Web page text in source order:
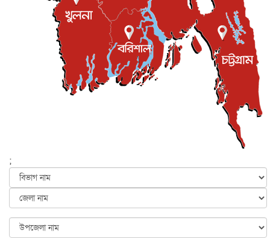
ইস্ট লন্ডন মসজিদের জুমার খুতবা : “কুরআন হোক জীবন দেখার
লেন্স...
ইসলাম ও জীবন ৭ আগস্ট, ২০২৬
সিলেটের কন্যা মোহিনী রশিদ এনওয়াইপিডির উচ্চপদস্থ কর্মকর্তা
দেশজুড়ে ৬ আগস্ট, ২০২৬
আজ থেকে সবার জন্য উন্মুক্ত জুলাই স্মৃতি জাদুঘর
৬ আগস্ট, ২০২৬
৬ আগস্ট, ২০২৬
জুলাইয়ের কৃতিত্ব নেওয়ার জন্য সবাই প্রতিযোগিতায় নেমেছে :
৬ আগস্ট, ২০২৬
৬ আগস্ট, ২০২৬
;